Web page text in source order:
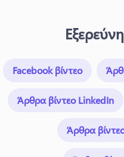
Facebook βίντεο
Άρθρα βίντεο LinkedIn
Άρθρα